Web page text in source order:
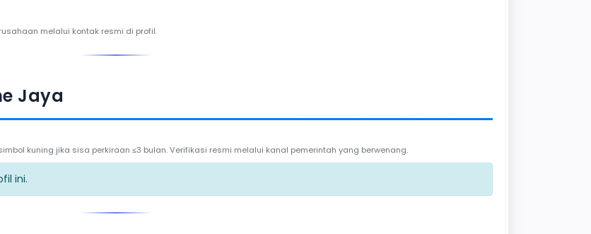
melalui kontak resmi di profil.
Jaya
kuning jika sisa perkiraan ≤3 bulan. Verifikasi resmi melalui kanal pemerintah yang berwenang.
ini.